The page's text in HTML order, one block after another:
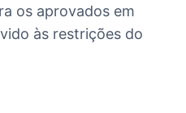
os aprovados em
às restrições do